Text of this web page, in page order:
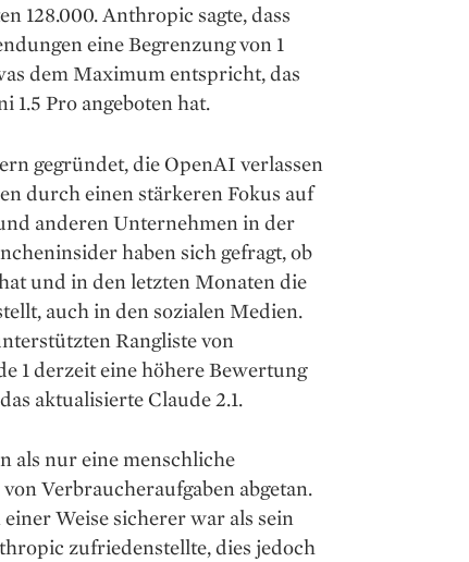
128.000. Anthropic sagte, dass
eine Begrenzung von 1
dem Maximum entspricht, das
1.5 Pro angeboten hat.
gegründet, die OpenAI verlassen
durch einen stärkeren Fokus auf
anderen Unternehmen in der
haben sich gefragt, ob
und in den letzten Monaten die
auch in den sozialen Medien.
Rangliste von
1 derzeit eine höhere Bewertung
aktualisierte Claude 2.1.
als nur eine menschliche
Verbraucheraufgaben abgetan.
Weise sicherer war als sein
zufriedenstellte, dies jedoch